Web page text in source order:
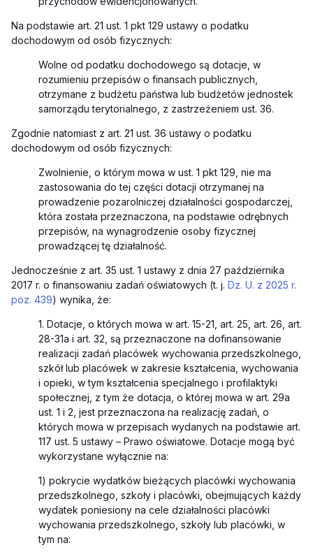
Na podstawie art. 21 ust. 1 pkt 129 ustawy o podatku
dochodowym od osób fizycznych:
Wolne od podatku dochodowego są dotacje, w
rozumieniu przepisów o finansach publicznych,
otrzymane z budżetu państwa lub budżetów jednostek
samorządu terytorialnego, z zastrzeżeniem ust. 36.
Zgodnie natomiast z art. 21 ust. 36 ustawy o podatku
dochodowym od osób fizycznych:
Zwolnienie, o którym mowa w ust. 1 pkt 129, nie ma
zastosowania do tej części dotacji otrzymanej na
prowadzenie pozarolniczej działalności gospodarczej,
która została przeznaczona, na podstawie odrębnych
przepisów, na wynagrodzenie osoby fizycznej
prowadzącej tę działalność.
Jednocześnie z art. 35 ust. 1 ustawy z dnia 27 października
2017 r. o finansowaniu zadań oświatowych (t. j. Dz. U. z 2025 r.
poz. 439) wynika, że:
1. Dotacje, o których mowa w art. 15-21, art. 25, art. 26, art.
28-31a i art. 32, są przeznaczone na dofinansowanie
realizacji zadań placówek wychowania przedszkolnego,
szkół lub placówek w zakresie kształcenia, wychowania
i opieki, w tym kształcenia specjalnego i profilaktyki
społecznej, z tym że dotacja, o której mowa w art. 29a
ust. 1 i 2, jest przeznaczona na realizację zadań, o
których mowa w przepisach wydanych na podstawie art.
117 ust. 5 ustawy – Prawo oświatowe. Dotacje mogą być
wykorzystane wyłącznie na:
1) pokrycie wydatków bieżących placówki wychowania
przedszkolnego, szkoły i placówki, obejmujących każdy
wydatek poniesiony na cele działalności placówki
wychowania przedszkolnego, szkoły lub placówki, w
tym na: